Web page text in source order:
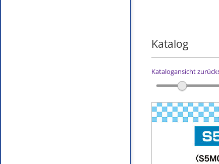
Katalog
Katalogansicht